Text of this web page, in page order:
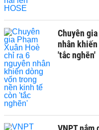
Chuyên
nhân
'tắc nghẽn'